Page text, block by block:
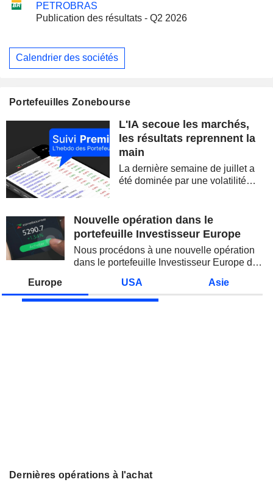
PETROBRAS
Publication des résultats - Q2 2026
Calendrier des sociétés
Portefeuilles Zonebourse
L'IA secoue les marchés,
les résultats reprennent la
main
La dernière semaine de juillet a
été dominée par une volatilité
semi-conducteurs. Les
inquiétudes sur la soutenabilité
Nouvelle opération dans le
portefeuille Investisseur Europe
Nous procédons à une nouvelle opération
dans le portefeuille Investisseur Europe de
Europe USA Asie
Dernières opérations à l'achat